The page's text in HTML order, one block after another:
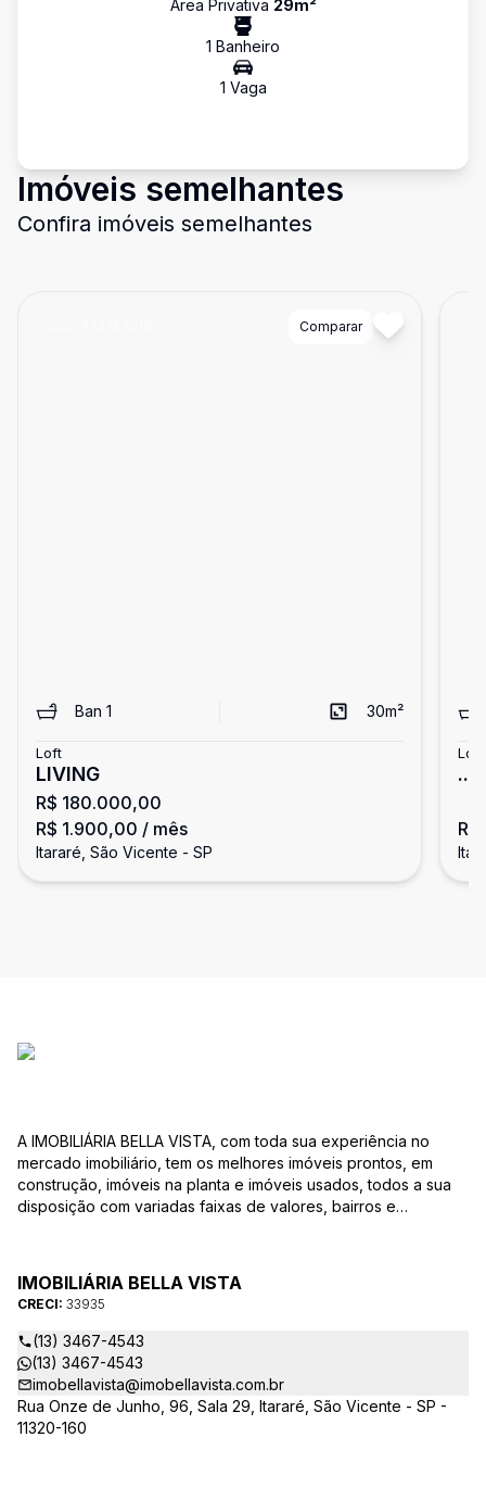
Área Privativa 29m²
1 Banheiro
1 Vaga
Imóveis semelhantes
Confira imóveis semelhantes
Comparar
Ban 1 30m²
Loft
LIVING
R$ 180.000,00
R$ 1.900,00 / mês
Itararé, São Vicente - SP
Loft
...
A IMOBILIÁRIA BELLA VISTA, com toda sua experiência no
mercado imobiliário, tem os melhores imóveis prontos, em
construção, imóveis na planta e imóveis usados, todos a sua
disposição com variadas faixas de valores, bairros e
ao CRECI-EE – estarão sempre prontos para responder-lhe
todas as suas dúvidas sobre casas, apartamentos, terrenos,
salas comerciais e outros produtos imobiliários.
IMOBILIÁRIA BELLA VISTA
CRECI: 33935
(13) 3467-4543
(13) 3467-4543
imobellavista@imobellavista.com.br
Rua Onze de Junho, 96, Sala 29, Itararé, São Vicente - SP -
11320-160